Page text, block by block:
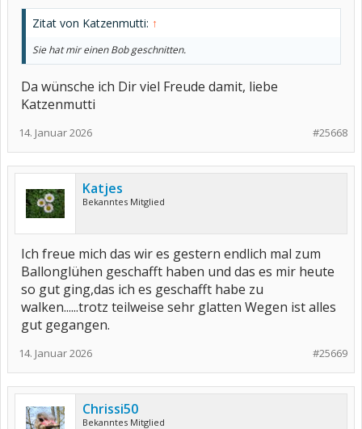
Zitat von Katzenmutti: ↑
Sie hat mir einen Bob geschnitten.
Da wünsche ich Dir viel Freude damit, liebe
Katzenmutti
#25668
14. Januar 2026
Katjes
Bekanntes Mitglied
Ich freue mich das wir es gestern endlich mal zum
Ballonglühen geschafft haben und das es mir heute
so gut ging,das ich es geschafft habe zu
walken......trotz teilweise sehr glatten Wegen ist alles
gut gegangen.
#25669
14. Januar 2026
Chrissi50
Bekanntes Mitglied